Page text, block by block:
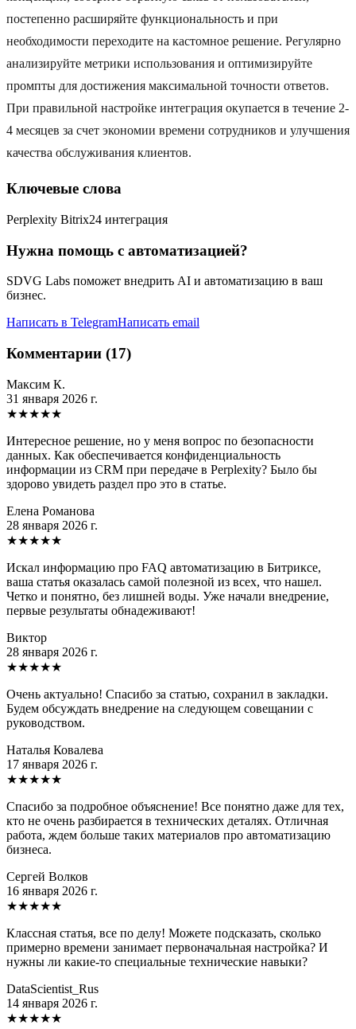
постепенно расширяйте функциональность и при
необходимости переходите на кастомное решение. Регулярно
анализируйте метрики использования и оптимизируйте
промпты для достижения максимальной точности ответов.
При правильной настройке интеграция окупается в течение 2-
4 месяцев за счет экономии времени сотрудников и улучшения
качества обслуживания клиентов.
Ключевые слова
Perplexity Bitrix24 интеграция
Нужна помощь с автоматизацией?
SDVG Labs поможет внедрить AI и автоматизацию в ваш
бизнес.
Написать в TelegramНаписать email
Комментарии (17)
Максим К.
31 января 2026 г.
★★★★★
Интересное решение, но у меня вопрос по безопасности
данных. Как обеспечивается конфиденциальность
информации из CRM при передаче в Perplexity? Было бы
здорово увидеть раздел про это в статье.
Елена Романова
28 января 2026 г.
★★★★★
Искал информацию про FAQ автоматизацию в Битриксе,
ваша статья оказалась самой полезной из всех, что нашел.
Четко и понятно, без лишней воды. Уже начали внедрение,
первые результаты обнадеживают!
Виктор
28 января 2026 г.
★★★★★
Очень актуально! Спасибо за статью, сохранил в закладки.
Будем обсуждать внедрение на следующем совещании с
руководством.
Наталья Ковалева
17 января 2026 г.
★★★★★
Спасибо за подробное объяснение! Все понятно даже для тех,
кто не очень разбирается в технических деталях. Отличная
работа, ждем больше таких материалов про автоматизацию
бизнеса.
Сергей Волков
16 января 2026 г.
★★★★★
Классная статья, все по делу! Можете подсказать, сколько
примерно времени занимает первоначальная настройка? И
нужны ли какие-то специальные технические навыки?
DataScientist_Rus
14 января 2026 г.
★★★★★